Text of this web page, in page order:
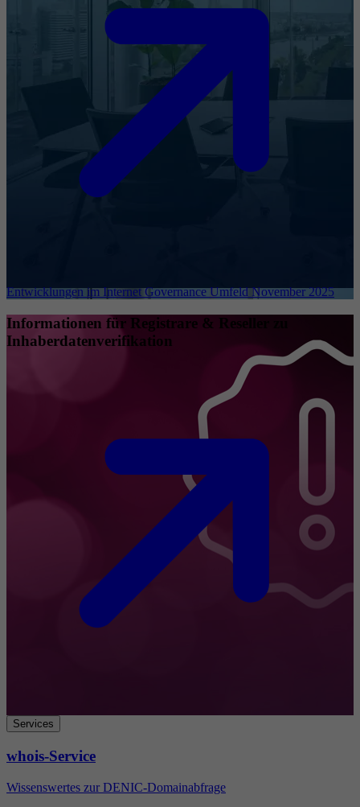
Entwicklungen im Internet Governance Umfeld November 2025
Informationen für Registrare & Reseller zu
Inhaberdatenverifikation
Services
whois-Service
Wissenswertes zur DENIC-Domainabfrage